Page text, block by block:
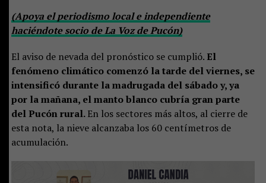
(Apoya el periodismo local e independiente
haciéndote socio de La Voz de Pucón)
El aviso de nevada del pronóstico se cumplió. El
fenómeno climático comenzó la tarde del viernes, se
intensificó durante la madrugada del sábado y, ya
por la mañana, el manto blanco cubría gran parte
del Pucón rural.En los sectores más altos, al cierre de
esta nota, la nieve alcanzaba los 60 centímetros de
acumulación.